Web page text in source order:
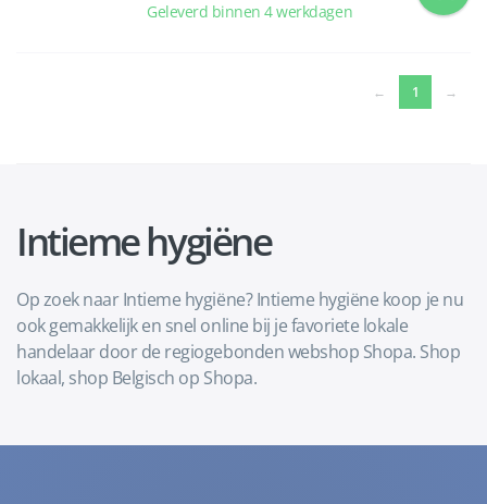
Geleverd binnen 4 werkdagen
← 1 (current)
→
Intieme hygiëne
Op zoek naar Intieme hygiëne? Intieme hygiëne koop je nu
ook gemakkelijk en snel online bij je favoriete lokale
handelaar door de regiogebonden webshop Shopa. Shop
lokaal, shop Belgisch op Shopa.